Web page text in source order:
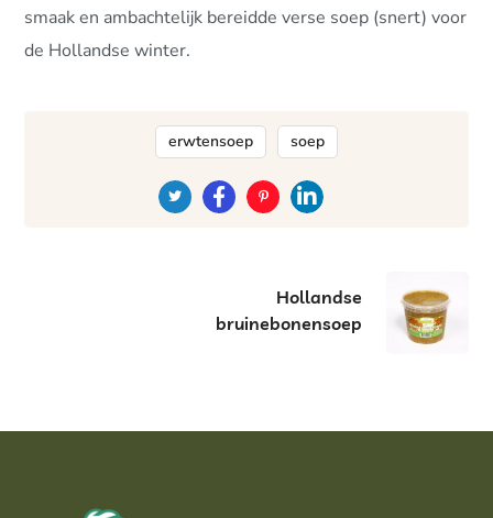
smaak en ambachtelijk bereidde verse soep (snert) voor
de Hollandse winter.
erwtensoep soep
Hollandse
bruinebonensoep